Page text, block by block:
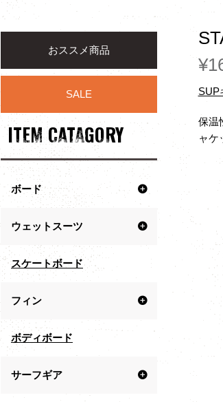
SUP
保温
ャケ
おススメ商品
SALE
ITEM CATAGORY
ボード
ウェットスーツ
スケートボード
フィン
ボディボード
サーフギア